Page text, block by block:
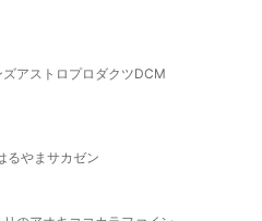
ズアストロプロダクツDCM
るやま サカゼン